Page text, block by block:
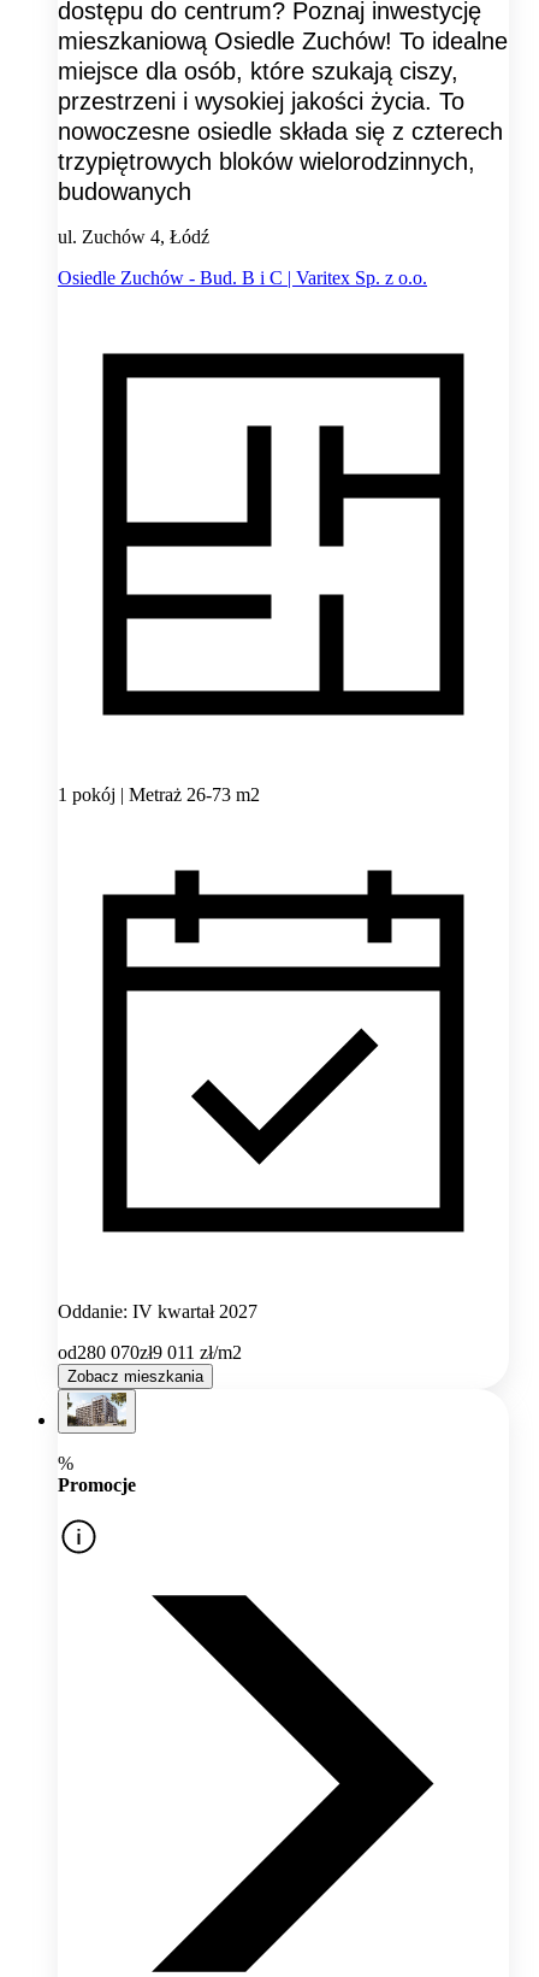
dostępu do centrum? Poznaj inwestycję
mieszkaniową Osiedle Zuchów! To idealne
miejsce dla osób, które szukają ciszy,
przestrzeni i wysokiej jakości życia. To
nowoczesne osiedle składa się z czterech
trzypiętrowych bloków wielorodzinnych,
budowanych
ul. Zuchów 4, Łódź
Osiedle Zuchów - Bud. B i C | Varitex Sp. z o.o.
1 pokój | Metraż 26-73 m2
Oddanie: IV kwartał 2027
od280 070zł9 011 zł/m2
Zobacz mieszkania
%
Promocje